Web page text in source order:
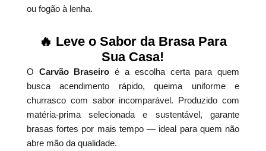
ou fogão à lenha.
🔥 Leve o Sabor da Brasa Para
Sua Casa!
O Carvão Braseiro é a escolha certa para quem
busca acendimento rápido, queima uniforme e
churrasco com sabor incomparável. Produzido com
matéria-prima selecionada e sustentável, garante
brasas fortes por mais tempo — ideal para quem não
abre mão da qualidade.